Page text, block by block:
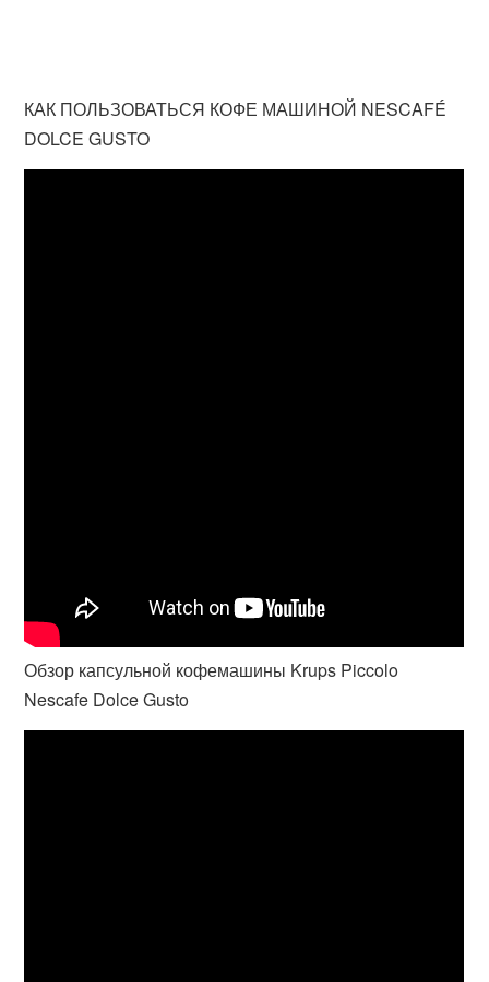
КАК ПОЛЬЗОВАТЬСЯ КОФЕ МАШИНОЙ NESCAFÉ
DOLCE GUSTO
Обзор капсульной кофемашины Krups Piccolo
Nescafe Dolce Gusto